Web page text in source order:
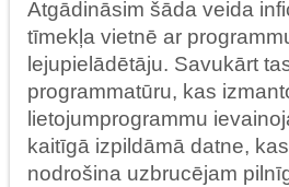
Atgādināsim šāda veida
tīmekļa vietnē ar
lejupielādētāju. Savukārt
programmatūru, kas
lietojumprogrammu
kaitīgā izpildāmā datne,
nodrošina uzbrucējam